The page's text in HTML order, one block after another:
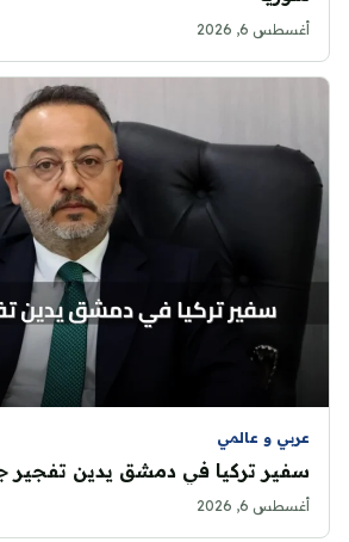
أغسطس 6, 2026
عربي و عالمي
سفير تركيا في دمشق يدين تفجير
أغسطس 6, 2026